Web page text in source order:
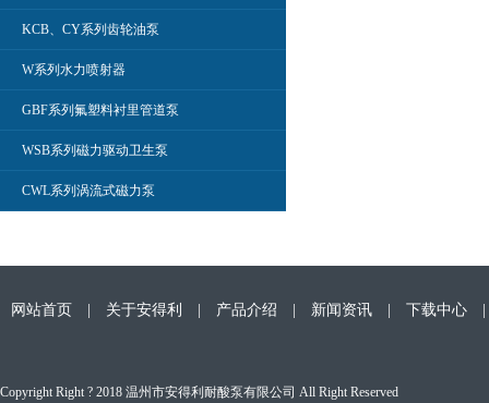
KCB、CY系列齿轮油泵
W系列水力喷射器
GBF系列氟塑料衬里管道泵
WSB系列磁力驱动卫生泵
CWL系列涡流式磁力泵
网站首页 关于安得利 产品介绍 新闻资讯 下载中心
Copyright Right ? 2018 温州市安得利耐酸泵有限公司 All Right Reserved